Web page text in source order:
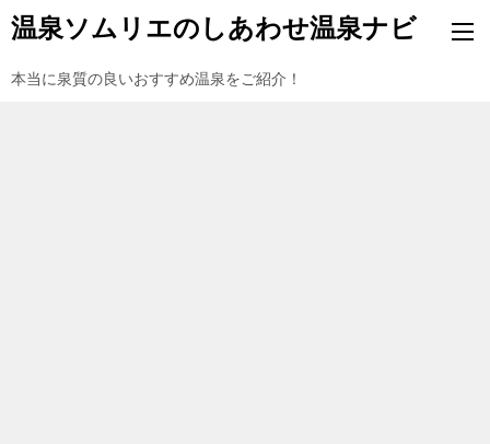
温泉ソムリエのしあわせ温泉ナビ
本当に泉質の良いおすすめ温泉をご紹介！